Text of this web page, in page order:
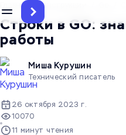
Главная Инструкции
Строки в GO:
работы
Миша Курушин
Технический писатель
26 октября 2023 г.
10070
11 минут чтения